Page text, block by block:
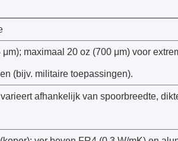
μm); maximaal 20 oz (700 μm) voor
(bijv. militaire toepassingen).
afhankelijk van spoorbreedte,